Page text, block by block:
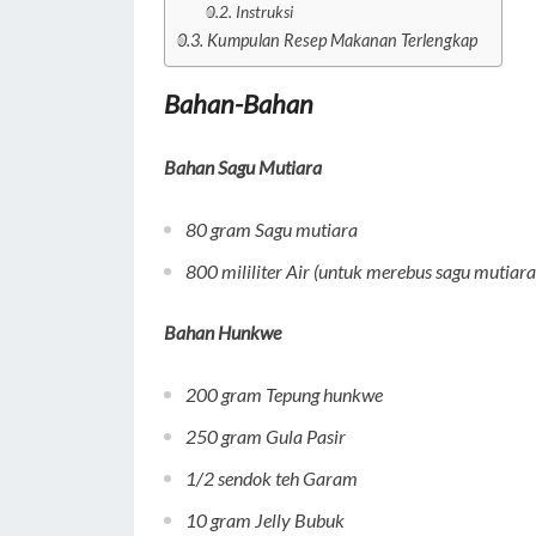
Instruksi
Kumpulan Resep Makanan Terlengkap
Bahan-Bahan
Bahan Sagu Mutiara
80 gram Sagu mutiara
800 mililiterAir (untuk merebus sagu
Bahan Hunkwe
200 gram Tepung hunkwe
250 gram Gula Pasir
1/2 sendok tehGaram
10 gram Jelly Bubuk